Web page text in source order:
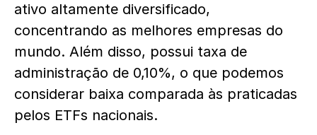
ativo altamente diversificado,
concentrando as melhores empresas do
mundo. Além disso, possui taxa de
administração de 0,10%, o que podemos
considerar baixa comparada às praticadas
pelos ETFs nacionais.